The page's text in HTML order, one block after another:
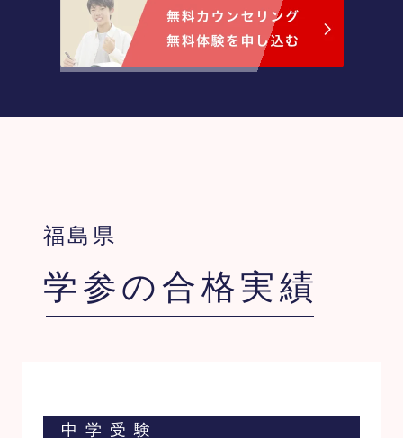
福島県
学参の合格実績
中学受験